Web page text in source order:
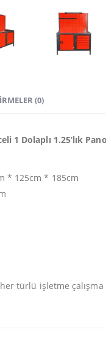
(0)
1 Dolaplı 1.25’lık
* 125cm * 185cm
türlü işletme